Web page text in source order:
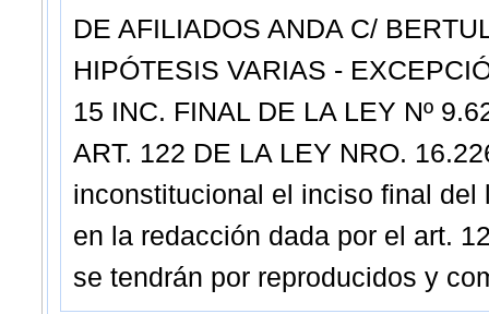
DE AFILIADOS ANDA C/
HIPÓTESIS VARIAS -
15 INC. FINAL DE LA LEY Nº
ART. 122 DE LA LEY NRO.
inconstitucional el inciso final del
en la redacción dada por el art.
se tendrán por reproducidos y